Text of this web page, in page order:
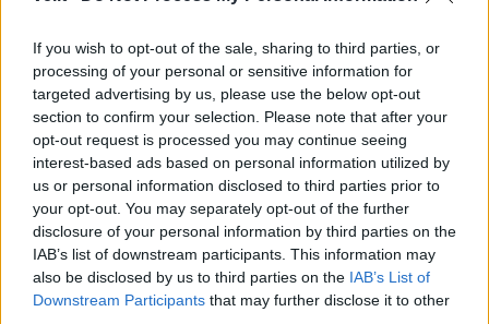
If you wish to opt-out of the sale, sharing to third parties, or
processing of your personal or sensitive information for
targeted advertising by us, please use the below opt-out
section to confirm your selection. Please note that after your
opt-out request is processed you may continue seeing
interest-based ads based on personal information utilized by
us or personal information disclosed to third parties prior to
your opt-out. You may separately opt-out of the further
disclosure of your personal information by third parties on the
IAB’s list of downstream participants. This information may
also be disclosed by us to third parties on the IAB’s List of
Downstream Participants that may further disclose it to other
Sutinku sutaisyklėmis
reCAPTCHA and the Google
Privacy Policy andTerms of
Serviceapply.